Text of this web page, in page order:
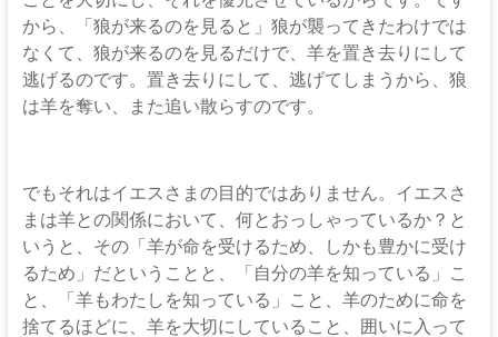
から、「狼が来るのを見ると」狼が襲ってきたわけでは
なくて、狼が来るのを見るだけで、羊を置き去りにして
逃げるのです。置き去りにして、逃げてしまうから、狼
は羊を奪い、また追い散らすのです。
でもそれはイエスさまの目的ではありません。イエスさ
まは羊との関係において、何とおっしゃっているか？と
いうと、その「羊が命を受けるため、しかも豊かに受け
るため」だということと、「自分の羊を知っている」こ
と、「羊もわたしを知っている」こと、羊のために命を
捨てるほどに、羊を大切にしていること、囲いに入って